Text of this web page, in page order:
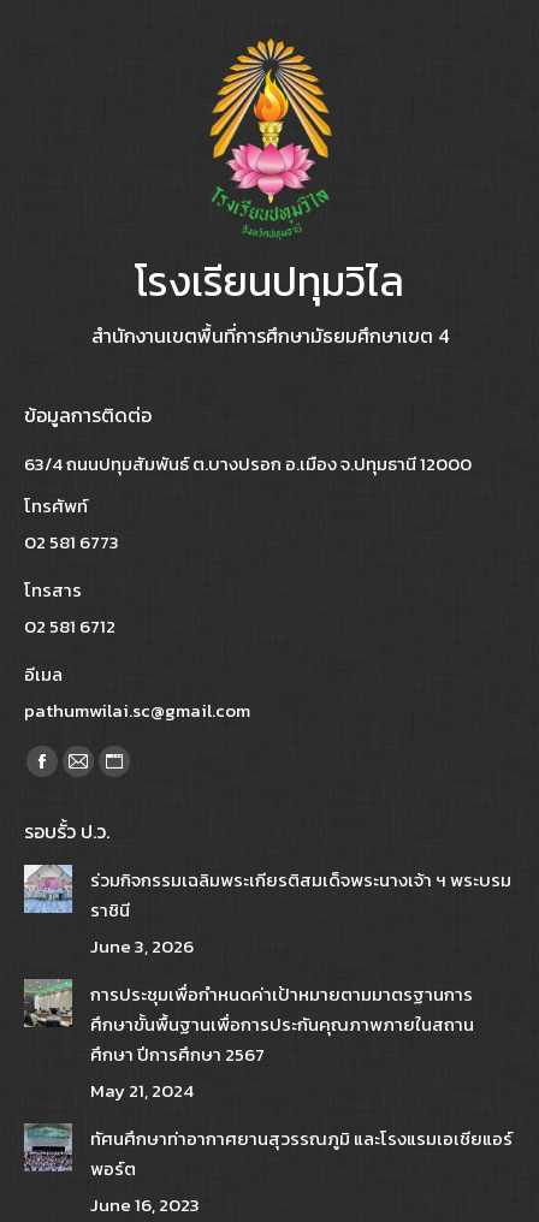
โรงเรียนปทุมวิไล
สำนักงานเขตพื้นที่การศึกษามัธยมศึกษาเขต 4
ข้อมูลการติดต่อ
63/4 ถนนปทุมสัมพันธ์ ต.บางปรอก อ.เมือง จ.ปทุมธานี 12000
โทรศัพท์
02 581 6773
โทรสาร
02 581 6712
อีเมล
pathumwilai.sc@gmail.com
Find us on:
Facebook
opens
in
new
Mail
opens
new
Website
in
new
รอบรั้ว ป.ว.
ร่วมกิจกรรมเฉลิมพระเกียรติสมเด็จพระนางเจ้า ฯ พระบรม
ราชินี
June 3, 2026
การประชุมเพื่อกำหนดค่าเป้าหมายตามมาตรฐานการ
ศึกษาขั้นพื้นฐานเพื่อการประกันคุณภาพภายในสถาน
ศึกษา ปีการศึกษา 2567
May 21, 2024
ทัศนศึกษาท่าอากาศยานสุวรรณภูมิ และโรงแรมเอเชียแอร์
พอร์ต
June 16, 2023